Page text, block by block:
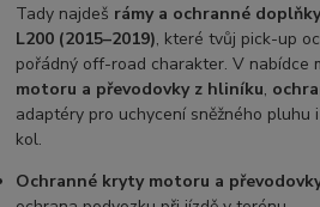
Tady najdeš rámy a ochranné
L200 (2015–2019), které tvůj pick-up
pořádný off-road charakter. V nabídce
motoru a převodovky z hliníku,
adaptéry pro uchycení sněžného
kol.
Ochranné kryty motoru a